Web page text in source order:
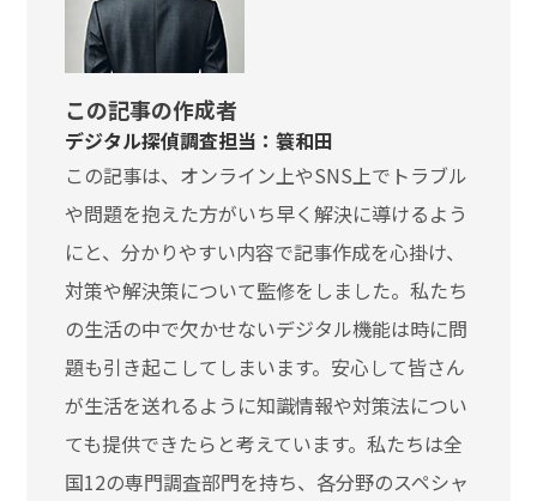
この記事の作成者
デジタル探偵調査担当：簑和田
この記事は、オンライン上やSNS上でトラブル
や問題を抱えた方がいち早く解決に導けるよう
にと、分かりやすい内容で記事作成を心掛け、
対策や解決策について監修をしました。私たち
の生活の中で欠かせないデジタル機能は時に問
題も引き起こしてしまいます。安心して皆さん
が生活を送れるように知識情報や対策法につい
ても提供できたらと考えています。私たちは全
国12の専門調査部門を持ち、各分野のスペシャ